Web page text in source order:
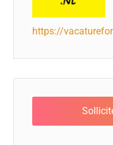
https://